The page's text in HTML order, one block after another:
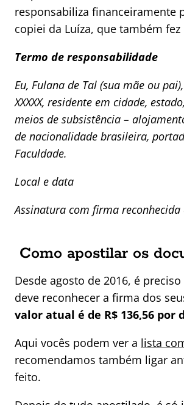
responsabiliza financeiramente
copiei da Luíza, que também
Termo de responsabilidade
Eu, Fulana de Tal (sua mãe ou
XXXXX, residente em cidade,
meios de subsistência –
de nacionalidade brasileira,
Faculdade.
Local e data
Assinatura com firma
Como apostilar os
Desde agosto de 2016, é
deve reconhecer a firma dos
valor atual é de R$ 136,56
Aqui vocês podem ver a lista
recomendamos também ligar
feito.